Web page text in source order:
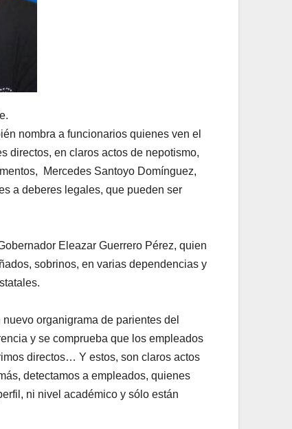
nombra a funcionarios quienes ven el
directos, en claros actos de nepotismo,
Mercedes Santoyo Domínguez,
a deberes legales, que pueden ser
Eleazar Guerrero Pérez, quien
sobrinos, en varias dependencias y
organigrama de parientes del
y se comprueba que los empleados
directos… Y estos, son claros actos
detectamos a empleados, quienes
ni nivel académico y sólo están